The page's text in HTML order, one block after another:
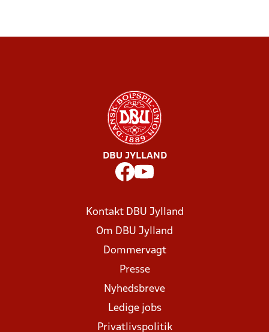
DBU JYLLAND
Kontakt DBU Jylland
Om DBU Jylland
Dommervagt
Presse
Nyhedsbreve
Ledige jobs
Privatlivspolitik